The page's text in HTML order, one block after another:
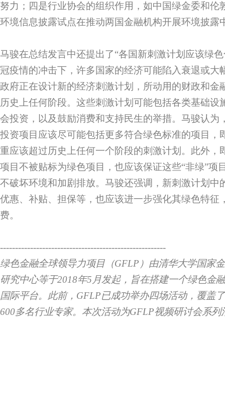
努力；四是行业协会的组织作用，如中国绿金委和伦
环境信息披露试点在推动两国金融机构开展环境披露
马骏在总结发言中还提出了“各国新刺激计划应该绿
冠疫情的冲击下，许多国家的经济可能陷入衰退或大
政府正在设计新的经济刺激计划，所动用的财政和金
历史上任何阶段。这些刺激计划可能包括各类基础设
会投资，以及鼓励消费和支持民生的举措。马骏认为
投资项目应该尽可能包括更多符合绿色标准的项目，
重应该超过历史上任何一个阶段的刺激计划。此外，
项目不被贴标为绿色项目，也应该保证这些“非绿”项
不破坏环境和加剧排放。马骏还强调，新刺激计划中
优惠、补贴、担保等，也应该进一步强化其绿色特征
费。
-------------------------------------------------------
绿色金融全球领导力项目（GFLP）由清华大学国家
研究中心等于2018年5月发起，旨在搭建一个绿色金
国际平台。此前，GFLP已成功举办四场活动，覆盖
600多名行业专家。本次活动为GFLP视频研讨会系列